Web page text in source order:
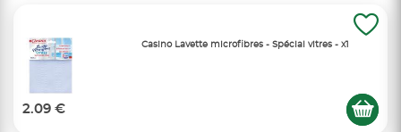
Casino Lavette microfibres - Spécial vitres - x1
2.09 €